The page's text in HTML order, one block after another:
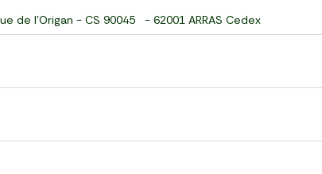
de l'Origan - CS 90045 - 62001 ARRAS Cedex